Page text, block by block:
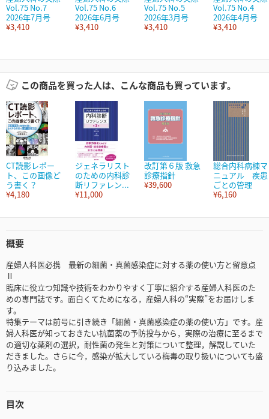
Vol.75 No.7
2026年7月号
¥3,410
Vol.75 No.6
2026年6月号
¥3,410
Vol.75 No.5
2026年3月号
¥3,410
Vol.75 No.4
2026年4月号
¥3,410
この商品を買った人は、こんな商品も買っています。
CT読影レポー
ト、この画像ど
う書く？
¥4,180
ジェネラリスト
のための内科診
断リファレン...
¥11,000
改訂第６版 救急
診療指針
¥39,600
総合内科病棟マ
ニュアル 疾患
ごとの管理
¥6,160
概要
産婦人科医必携 最新の細菌・真菌感染症に対する薬の使い方と留意点
Ⅱ
臨床に役立つ知識や技術をわかりやすく丁寧に紹介する産婦人科医のた
めの専門誌です。面白くてためになる，産婦人科の“実際”をお届けしま
す。
特集テーマは前号に引き続き「細菌・真菌感染症の薬の使い方」です。産
婦人科医が知っておきたい抗菌薬の予防投与から，実際の治療に至るまで
の適切な薬剤の選択，耐性菌の発生と対策について整理，解説していた
だきました。さらに今，感染が拡大している梅毒の取り扱いについても盛
り込みました。
目次